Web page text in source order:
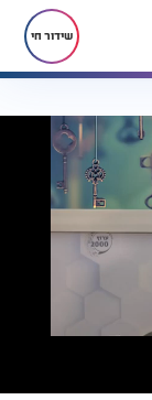
שידור חי